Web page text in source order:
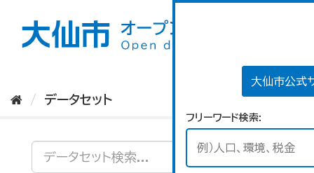
大仙市公式
フリーワード検索
データセット